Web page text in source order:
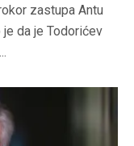
zastupa Antu
da je Todorićev